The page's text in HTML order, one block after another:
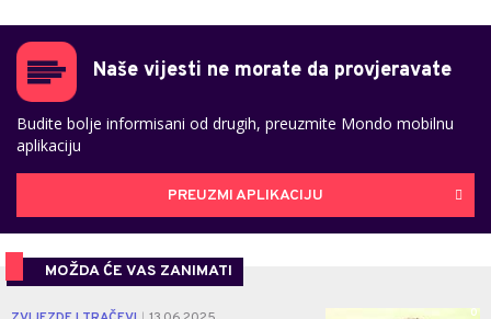
Naše vijesti ne morate da provjeravate
Budite bolje informisani od drugih, preuzmite Mondo mobilnu
aplikaciju
PREUZMI APLIKACIJU
MOŽDA ĆE VAS ZANIMATI
0